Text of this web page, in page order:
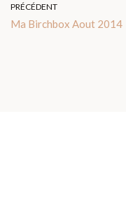
PRÉCÉDENT
Ma Birchbox Aout 2014